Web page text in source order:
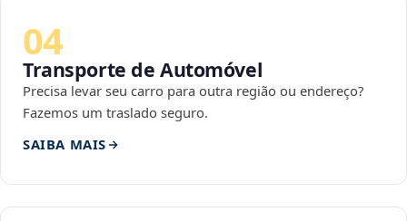
04
Transporte de Automóvel
Precisa levar seu carro para outra região ou endereço?
Fazemos um traslado seguro.
SAIBA MAIS